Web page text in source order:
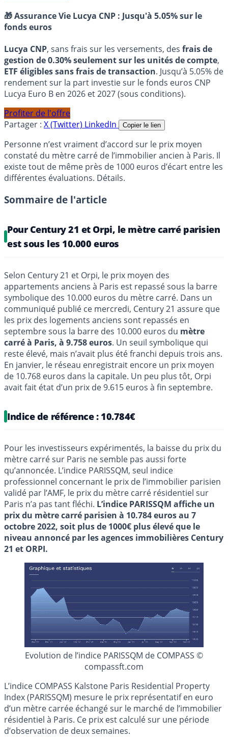
🎁 Assurance Vie Lucya CNP : Jusqu'à 5.05% sur le
fonds euros
Lucya CNP, sans frais sur les versements, des frais de
gestion de 0.30% seulement sur les unités de compte,
ETF éligibles sans frais de transaction. Jusqu’à 5.05% de
rendement sur la part investie sur le fonds euros CNP
Lucya Euro B en 2026 et 2027 (sous conditions).
Profiter de l'offre
Partager : X (Twitter) LinkedIn Copier le lien
Personne n’est vraiment d’accord sur le prix moyen
constaté du mètre carré de l’immobilier ancien à Paris. Il
existe tout de même près de 1000 euros d’écart entre les
différentes évaluations. Détails.
Sommaire de l'article
Pour Century 21 et Orpi, le mètre carré parisien
est sous les 10.000 euros
Selon Century 21 et Orpi, le prix moyen des
appartements anciens à Paris est repassé sous la barre
symbolique des 10.000 euros du mètre carré. Dans un
communiqué publié ce mercredi, Century 21 assure que
les prix des logements anciens sont repassés en
septembre sous la barre des 10.000 euros du mètre
carré à Paris, à 9.758 euros. Un seuil symbolique qui
reste élevé, mais n’avait plus été franchi depuis trois ans.
En janvier, le réseau enregistrait encore un prix moyen
de 10.768 euros dans la capitale. Un peu plus tôt, Orpi
avait fait état d’un prix de 9.615 euros à fin septembre.
Indice de référence : 10.784€
Pour les investisseurs expérimentés, la baisse du prix du
mètre carré sur Paris ne semble pas aussi forte
qu’annoncée. L’indice PARISSQM, seul indice
professionnel concernant le prix de l’immobilier parisien
validé par l’AMF, le prix du mètre carré résidentiel sur
Paris n’a pas tant fléchi. L’indice PARISSQM affiche un
prix du mètre carré parisien à 10.784 euros au 7
octobre 2022, soit plus de 1000€ plus élevé que le
niveau annoncé par les agences immobilières Century
21 et ORPI.
Evolution de l’indice PARISSQM de COMPASS ©
compassft.com
L’indice COMPASS Kalstone Paris Residential Property
Index (PARISSQM) mesure le prix représentatif en euro
d’un mètre carrée échangé sur le marché de l’immobilier
résidentiel à Paris. Ce prix est calculé sur une période
d’observation de deux semaines.